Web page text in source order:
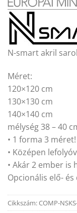
N-smart akril
Méret:
120×120 cm
130×130 cm
140×140 cm
mélység 38 – 40
• 1 forma 3 méret!
• Középen
• Akár 2 ember is
Opcionális elő-
Cikkszám:COMP-